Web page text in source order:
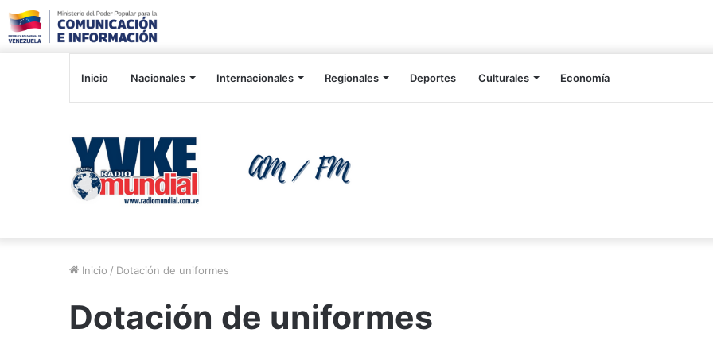
Inicio Nacionales Internacionales Regionales Deportes Culturales Economía
Inicio / Dotación de uniformes
Dotación de uniformes